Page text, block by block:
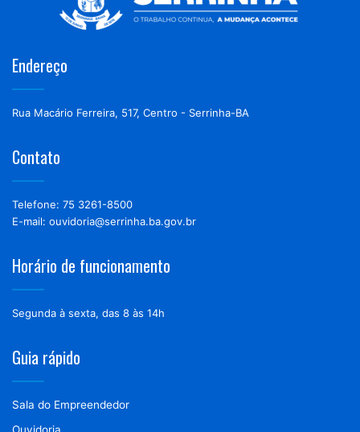
Endereço
Rua Macário Ferreira, 517, Centro - Serrinha-BA
Contato
Telefone: 75 3261-8500
E-mail: ouvidoria@serrinha.ba.gov.br
Horário de funcionamento
Segunda à sexta, das 8 às 14h
Guia rápido
Sala do Empreendedor
Ouvidoria